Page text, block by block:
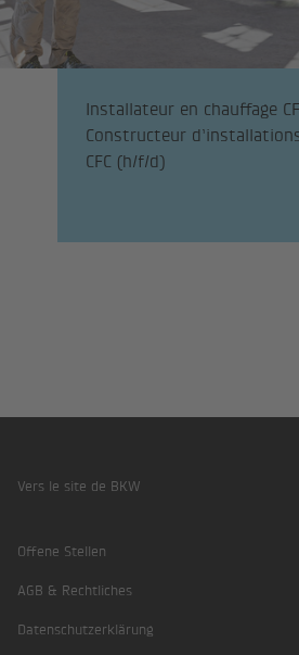
Installateur en chauffage
Constructeur
CFC (h/f/d)
Footer
Vers le site de BKW
Offene Stellen
AGB & Rechtliches
Datenschutzerklärung